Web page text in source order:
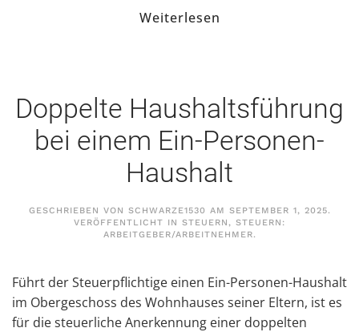
Weiterlesen
Doppelte Haushaltsführung
bei einem Ein-Personen-
Haushalt
GESCHRIEBEN VON SCHWARZE1530 AM SEPTEMBER 1, 2025.
VERÖFFENTLICHT IN STEUERN , STEUERN:
ARBEITGEBER/ARBEITNEHMER.
Führt der Steuerpflichtige einen Ein-Personen-Haushalt
im Obergeschoss des Wohnhauses seiner Eltern, ist es
für die steuerliche Anerkennung einer doppelten